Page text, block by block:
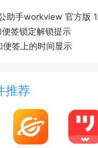
手workview 官方版
签锁定解锁提示
签上的时间显示
推荐